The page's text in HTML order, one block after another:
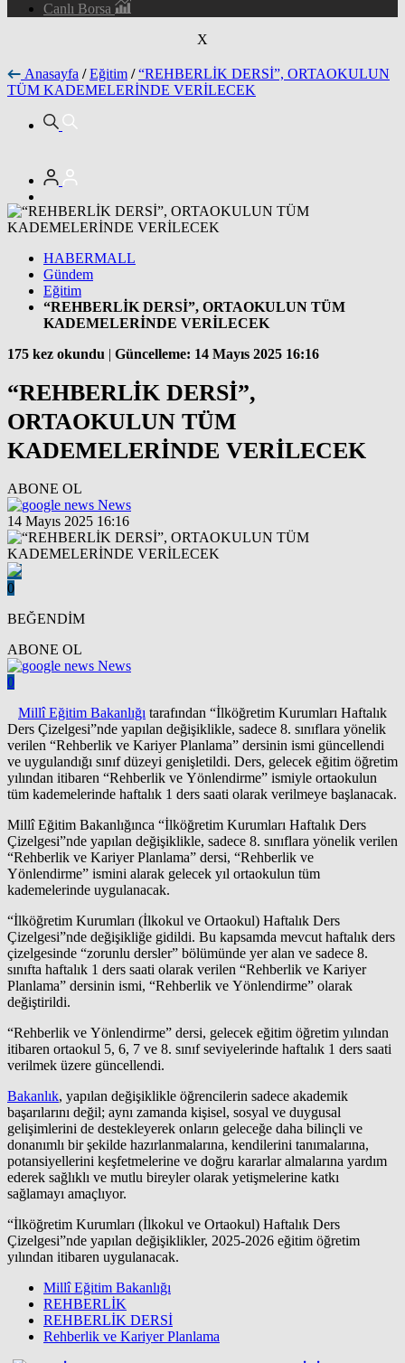
Canlı Borsa
X
Anasayfa / Eğitim / “REHBERLİK DERSİ”, ORTAOKULUN
TÜM KADEMELERİNDE VERİLECEK
HABERMALL
Gündem
Eğitim
“REHBERLİK DERSİ”, ORTAOKULUN TÜM
KADEMELERİNDE VERİLECEK
175 kez okundu | Güncelleme: 14 Mayıs 2025 16:16
“REHBERLİK DERSİ”,
ORTAOKULUN TÜM
KADEMELERİNDE VERİLECEK
ABONE OL
News
14 Mayıs 2025 16:16
0
BEĞENDİM
ABONE OL
News
0
Millî Eğitim Bakanlığı tarafından “İlköğretim Kurumları Haftalık
Ders Çizelgesi”nde yapılan değişiklikle, sadece 8. sınıflara yönelik
verilen “Rehberlik ve Kariyer Planlama” dersinin ismi güncellendi
ve uygulandığı sınıf düzeyi genişletildi. Ders, gelecek eğitim öğretim
yılından itibaren “Rehberlik ve Yönlendirme” ismiyle ortaokulun
tüm kademelerinde haftalık 1 ders saati olarak verilmeye başlanacak.
Millî Eğitim Bakanlığınca “İlköğretim Kurumları Haftalık Ders
Çizelgesi”nde yapılan değişiklikle, sadece 8. sınıflara yönelik verilen
“Rehberlik ve Kariyer Planlama” dersi, “Rehberlik ve
Yönlendirme” ismini alarak gelecek yıl ortaokulun tüm
kademelerinde uygulanacak.
“İlköğretim Kurumları (İlkokul ve Ortaokul) Haftalık Ders
Çizelgesi”nde değişikliğe gidildi. Bu kapsamda mevcut haftalık ders
çizelgesinde “zorunlu dersler” bölümünde yer alan ve sadece 8.
sınıfta haftalık 1 ders saati olarak verilen “Rehberlik ve Kariyer
Planlama” dersinin ismi, “Rehberlik ve Yönlendirme” olarak
değiştirildi.
“Rehberlik ve Yönlendirme” dersi, gelecek eğitim öğretim yılından
itibaren ortaokul 5, 6, 7 ve 8. sınıf seviyelerinde haftalık 1 ders saati
verilmek üzere güncellendi.
Bakanlık, yapılan değişiklikle öğrencilerin sadece akademik
başarılarını değil; aynı zamanda kişisel, sosyal ve duygusal
gelişimlerini de destekleyerek onların geleceğe daha bilinçli ve
donanımlı bir şekilde hazırlanmalarına, kendilerini tanımalarına,
potansiyellerini keşfetmelerine ve doğru kararlar almalarına yardım
ederek sağlıklı ve mutlu bireyler olarak yetişmelerine katkı
sağlamayı amaçlıyor.
“İlköğretim Kurumları (İlkokul ve Ortaokul) Haftalık Ders
Çizelgesi”nde yapılan değişiklikler, 2025-2026 eğitim öğretim
yılından itibaren uygulanacak.
Millî Eğitim Bakanlığı
REHBERLİK
REHBERLİK DERSİ
Rehberlik ve Kariyer Planlama